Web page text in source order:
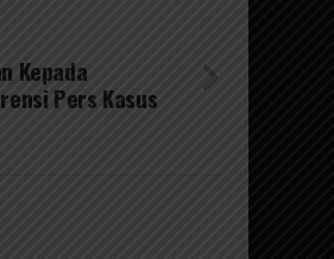
Kepada
Pers Kasus